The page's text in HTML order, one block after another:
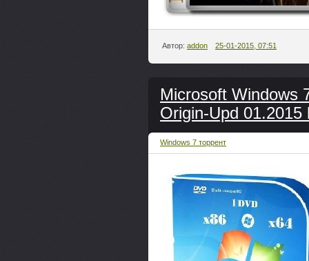
Автор: addon 25-01-2015, 07:51
Microsoft Windows
Origin-Upd
Windows 7 торрент